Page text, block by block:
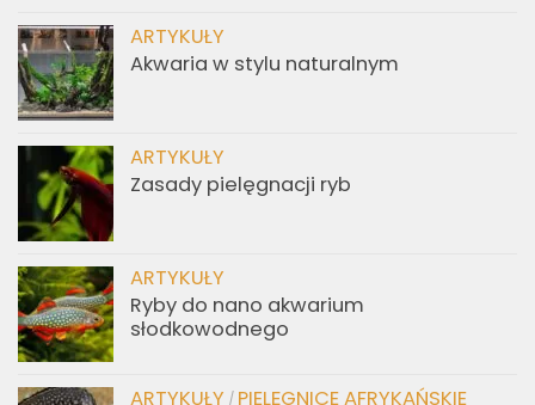
ARTYKUŁY
Akwaria w stylu naturalnym
ARTYKUŁY
Zasady pielęgnacji ryb
ARTYKUŁY
Ryby do nano akwarium
słodkowodnego
ARTYKUŁY / PIELĘGNICE AFRYKAŃSKIE